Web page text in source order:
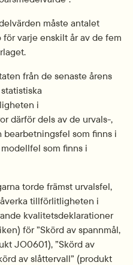
måste antalet
varje enskilt år av de fem
från de senaste årens
i
därför dels av de urvals-,
som finns i
som finns i
torde främst urvalsfel,
tillförlitligheten i
kvalitetsdeklarationer
för ”Skörd av spannmål,
JO0601), ”Skörd av
av slåttervall” (produkt